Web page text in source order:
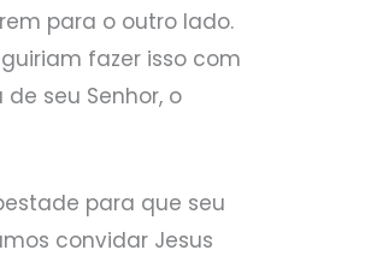
para o outro lado.
fazer isso com
seu Senhor, o
para que seu
convidar Jesus